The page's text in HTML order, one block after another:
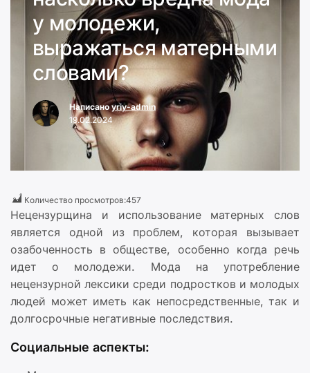
у молодежи,
выражаться матерными
словами?
Написаноyriy-admin
19.02.2024
Количество просмотров:457
Нецензурщина и использование матерных слов
является одной из проблем, которая вызывает
озабоченность в обществе, особенно когда речь
идет о молодежи. Мода на употребление
нецензурной лексики среди подростков и молодых
людей может иметь как непосредственные, так и
долгосрочные негативные последствия.
Социальные аспекты: